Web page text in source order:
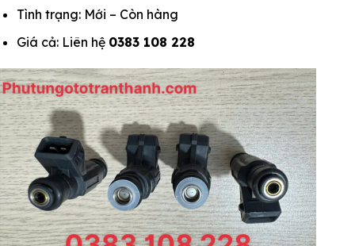
Tình trạng: Mới – Còn hàng
Giá cả: Liên hệ 0383 108 228